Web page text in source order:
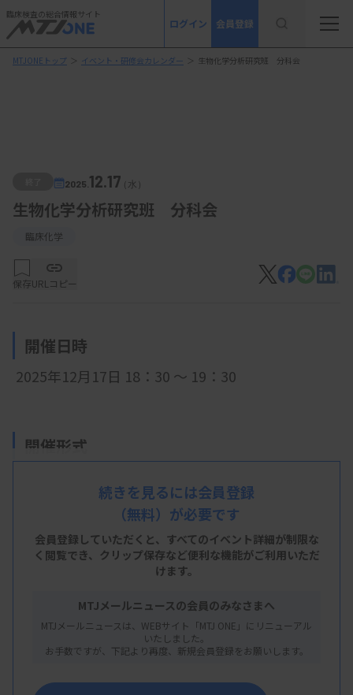
臨床検査の総合情報サイト
ログイン 会員登録
MTJONEトップ ＞ イベント・研修会カレンダー ＞ 生物化学分析研究班 分科会
2025. 12.17（水）
生物化学分析研究班 分科会
臨床化学
保存URLコピー
開催日時
2025年12月17日 18：30 ～ 19：30
開催形式
主 催
高知県臨床検査技師会
概 要
続きを見るには会員登録
（無料）が必要です
会員登録していただくと、すべてのイベント詳細が制限な
く閲覧でき、 クリップ保存など便利な機能がご利用いただ
けます。
MTJメールニュースの会員のみなさまへ
MTJメールニュースは、WEBサイト「MTJ ONE」にリニューアル
いたしました。
お手数ですが、下記より再度、新規会員登録をお願いします。